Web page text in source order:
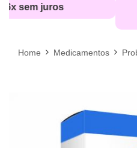
Entrega 24h* em
*apenas
Home Medicamentos